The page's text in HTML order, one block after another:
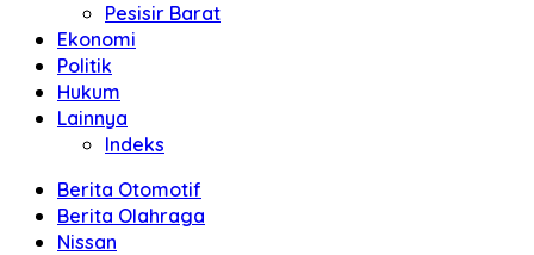
Pesisir Barat
Ekonomi
Politik
Hukum
Lainnya
Indeks
Berita Otomotif
Berita Olahraga
Nissan